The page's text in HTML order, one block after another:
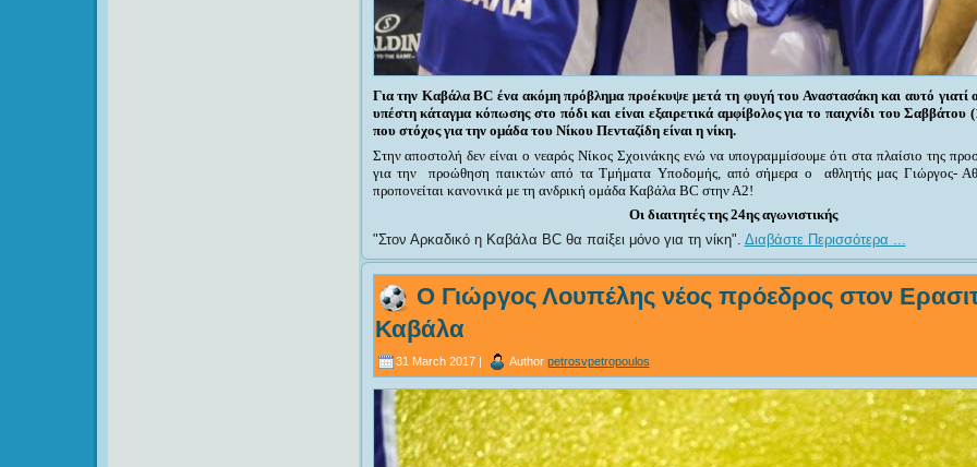
Για την Καβάλα BC ένα ακόμη πρόβλημα προέκυψε μετά τη φυγή του Αναστασάκη και αυτό
υπέστη κάταγμα κόπωσης στο πόδι και είναι εξαιρετικά αμφίβολος για το παιχνίδι του
που στόχος για την ομάδα του Νίκου Πενταζίδη είναι η νίκη.
Στην αποστολή δεν είναι ο νεαρός Νίκος Σχοινάκης ενώ να υπογραμμίσουμε ότι στα πλαίσιο της
για την προώθηση παικτών από τα Τμήματα Υποδομής, από σήμερα ο αθλητής μας Γιώργος-
προπονείται κανονικά με τη ανδρική ομάδα Καβάλα BC στην Α2!
Οι διαιτητές της 24ης αγωνιστικής
Στον Αρκαδικό η Καβάλα BC θα παίξει μόνο για τη νίκη
Διαβάστε Περισσότερα ...
Ο Γιώργος Λουπέλης νέος πρόεδρος στον
Καβάλα
31 March 2017 | Author petrosvpetropoulos